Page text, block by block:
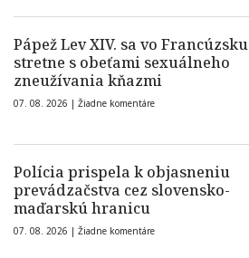
Pápež Lev XIV. sa vo Francúzsku
stretne s obeťami sexuálneho
zneužívania kňazmi
07. 08. 2026 | Žiadne komentáre
Polícia prispela k objasneniu
prevádzačstva cez slovensko-
maďarskú hranicu
07. 08. 2026 | Žiadne komentáre